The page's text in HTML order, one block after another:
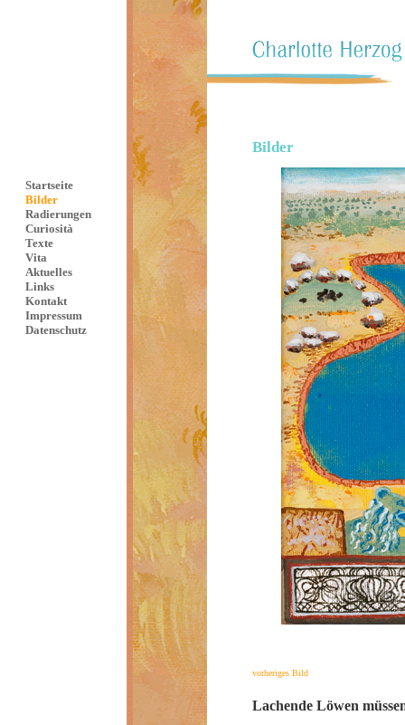
Startseite
Bilder
Radierungen
Curiosità
Texte
Vita
Aktuelles
Links
Kontakt
Impressum
Datenschutz
Bilder
vorheriges Bild
Lachende Löwen